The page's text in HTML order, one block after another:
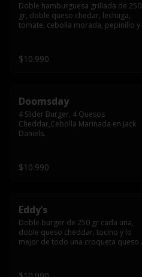
Doble hamburguesa grillada de 250
gr, doble queso chedar, lechuga,
tomate, cebolla morada, pepinillo y
$10.990
Doomsday
4 Slider Burger, 4 Quesos
Cheddar,Cebolla Marinada en Jack
Daniels.
$10.990
Eddy’s
Doble burger de 250 gr cada una,
doble queso cheddar, tocino y lo
mejor de todo una croqueta queso